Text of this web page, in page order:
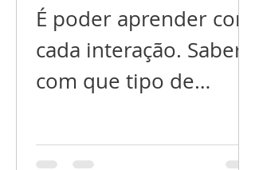
cresce! E se você está
prejudicando alguém
energeticamente, com
voltará para você
É poder aprender com
cada interação. Saber
com que tipo de
interagir. Com